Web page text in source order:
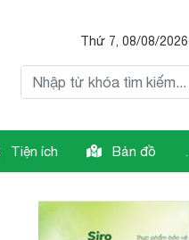
Thứ 7, 08/08/2026
Tiện ích Bản đồ .